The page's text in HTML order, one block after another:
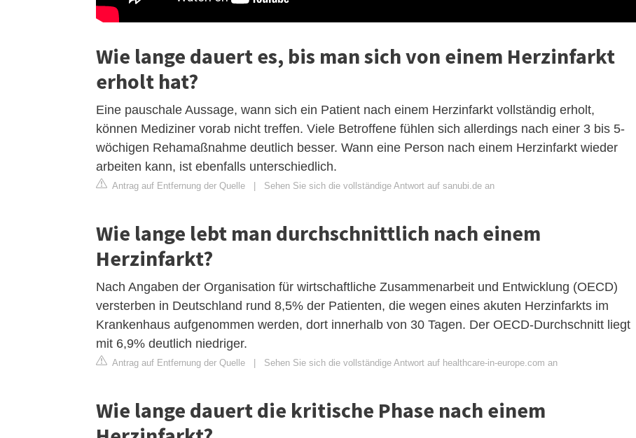
Wie lange dauert es, bis man sich von einem Herzinfarkt
erholt hat?
Eine pauschale Aussage, wann sich ein Patient nach einem Herzinfarkt vollständig erholt,
können Mediziner vorab nicht treffen. Viele Betroffene fühlen sich allerdings nach einer 3 bis 5-
wöchigen Rehamaßnahme deutlich besser. Wann eine Person nach einem Herzinfarkt wieder
arbeiten kann, ist ebenfalls unterschiedlich.
Antrag auf Entfernung der Quelle | Sehen Sie sich die vollständige Antwort auf sanubi.de an
Wie lange lebt man durchschnittlich nach einem
Herzinfarkt?
Nach Angaben der Organisation für wirtschaftliche Zusammenarbeit und Entwicklung (OECD)
versterben in Deutschland rund 8,5% der Patienten, die wegen eines akuten Herzinfarkts im
Krankenhaus aufgenommen werden, dort innerhalb von 30 Tagen. Der OECD-Durchschnitt liegt
mit 6,9% deutlich niedriger.
Antrag auf Entfernung der Quelle | Sehen Sie sich die vollständige Antwort auf healthcare-in-europe.com an
Wie lange dauert die kritische Phase nach einem